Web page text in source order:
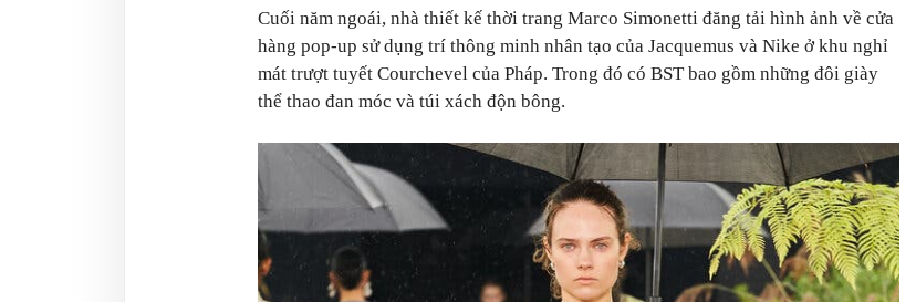
Cuối năm ngoái, nhà thiết kế thời trang Marco Simonetti đăng tải hình ảnh về cửa
hàng pop-up sử dụng trí thông minh nhân tạo của Jacquemus và Nike ở khu nghỉ
mát trượt tuyết Courchevel của Pháp. Trong đó có BST bao gồm những đôi giày
thể thao đan móc và túi xách độn bông.